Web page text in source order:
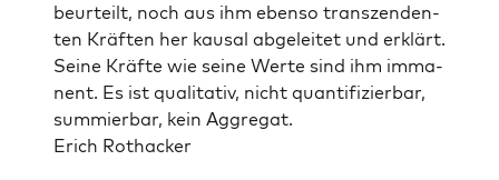
beurteilt, noch aus ihm eben­so tran­szen­den­
ten Kräften her kausal abgeleit­et und erk­lärt.
Seine Kräfte wie seine Werte sind ihm imma­
nent. Es ist qual­i­ta­tiv, nicht quan­tifizier­bar,
sum­mier­bar, kein Aggre­gat.
Erich Rothack­er